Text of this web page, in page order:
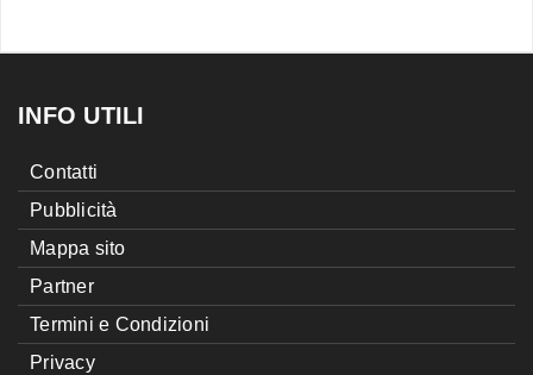
INFO UTILI
Contatti
Pubblicità
Mappa sito
Partner
Termini e Condizioni
Privacy